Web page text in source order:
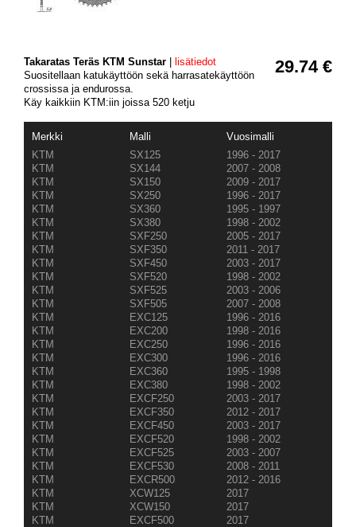
29.74 €
Takaratas Teräs KTM Sunstar | lisätiedot
Suositellaan katukäyttöön sekä harrasatekäyttöön
crossissa ja endurossa.
Käy kaikkiin KTM:iin joissa 520 ketju
Merkki Malli
Vuosimalli
KTM
SX125
1996 - 2017
KTM
SX144
2007 - 2008
KTM
SX150
2009 - 2017
KTM
SX250
1996 - 2017
KTM
SX360
1995 - 1997
KTM
SX380
1998 - 2002
KTM
SXF250
2005 - 2017
KTM
SXF350
2011 - 2017
KTM
SXF450
2003 - 2017
KTM
SXF520
1998 - 2002
KTM
SXF525
2003 - 2006
KTM
SXF505
2007 - 2008
KTM
EXC125
1996 - 2016
KTM
EXC200
1998 - 2016
KTM
EXC250
1996 - 2016
KTM
EXC300
1996 - 2016
KTM
EXC360
1995 - 1998
KTM
EXC380
1998 - 2002
KTM
EXCF250
2003 - 2017
KTM
EXCF350
2012 - 2017
KTM
EXCF450
2003 - 2017
KTM
EXCF520
1998 - 2002
KTM
EXCF525
2003 - 2007
KTM
EXCF530
2008 - 2011
KTM
EXCR500
2012 - 2016
KTM
XCW125
2017
KTM
XCW150
2017
KTM
EXCF500 2017